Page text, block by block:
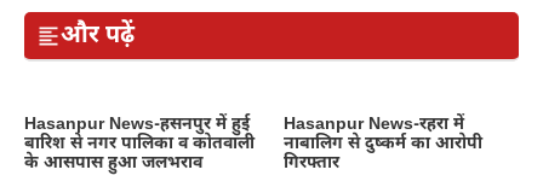
और पढ़ें
Hasanpur News-हसनपुर में हुई
बारिश से नगर पालिका व कोतवाली
के आसपास हुआ जलभराव
Hasanpur News-रहरा में
नाबालिग से दुष्कर्म का आरोपी
गिरफ्तार